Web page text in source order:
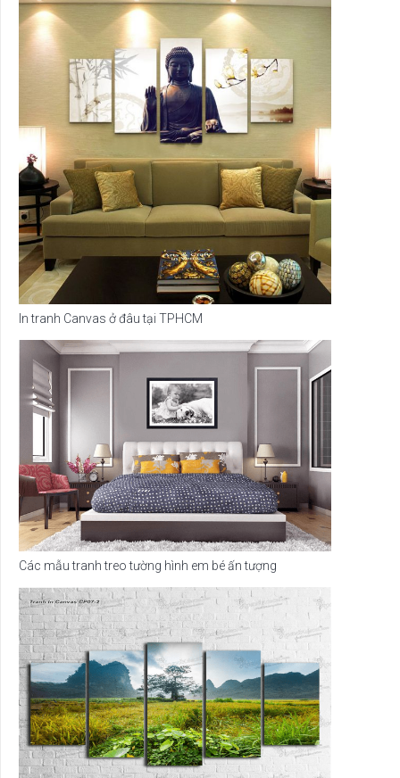
In tranh Canvas ở đâu tại TPHCM
Các mẫu tranh treo tường hình em bé ấn tượng